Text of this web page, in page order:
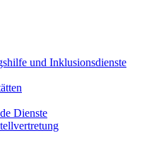
und Inklusionsdienste
Dienste